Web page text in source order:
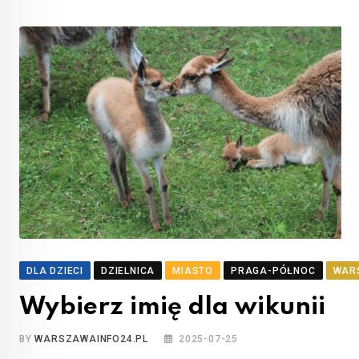
DLA DZIECI DZIELNICA MIASTO PRAGA-PÓŁNOC
Wybierz imię dla wikunii
BYWARSZAWAINFO24.PL 2025-07-25